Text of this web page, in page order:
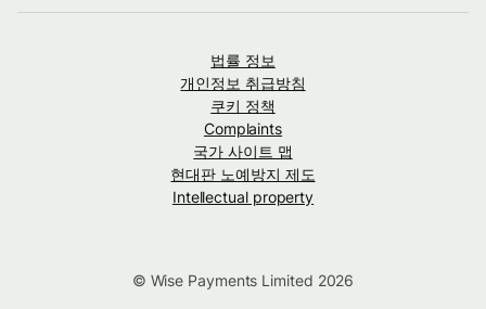
법률 정보
개인정보 취급방침
쿠키 정책
Complaints
국가 사이트 맵
현대판 노예방지 제도
Intellectual property
© Wise Payments Limited 2026